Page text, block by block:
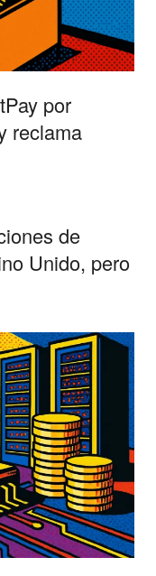
por
reclama
de
Unido, pero